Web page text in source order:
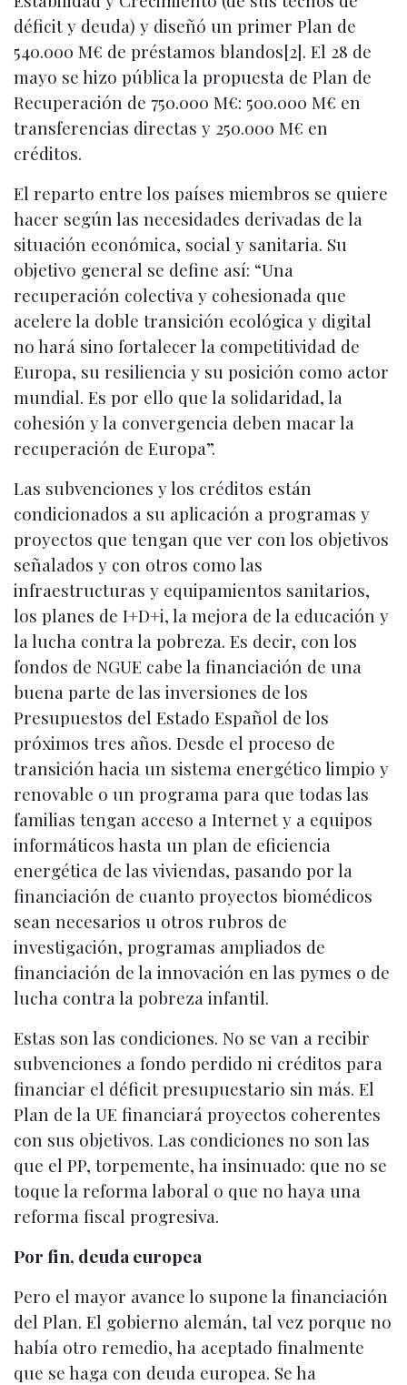
déficit y deuda) y diseñó un primer Plan de
540.000 M€ de préstamos blandos[2]. El 28 de
mayo se hizo pública la propuesta de Plan de
Recuperación de 750.000 M€: 500.000 M€ en
transferencias directas y 250.000 M€ en
créditos.
El reparto entre los países miembros se quiere
hacer según las necesidades derivadas de la
situación económica, social y sanitaria. Su
objetivo general se define así: “Una
recuperación colectiva y cohesionada que
acelere la doble transición ecológica y digital
no hará sino fortalecer la competitividad de
Europa, su resiliencia y su posición como actor
mundial. Es por ello que la solidaridad, la
cohesión y la convergencia deben macar la
recuperación de Europa”.
Las subvenciones y los créditos están
condicionados a su aplicación a programas y
proyectos que tengan que ver con los objetivos
señalados y con otros como las
infraestructuras y equipamientos sanitarios,
los planes de I+D+i, la mejora de la educación y
la lucha contra la pobreza. Es decir, con los
fondos de NGUE cabe la financiación de una
buena parte de las inversiones de los
Presupuestos del Estado Español de los
próximos tres años. Desde el proceso de
transición hacia un sistema energético limpio y
renovable o un programa para que todas las
familias tengan acceso a Internet y a equipos
informáticos hasta un plan de eficiencia
energética de las viviendas, pasando por la
financiación de cuanto proyectos biomédicos
sean necesarios u otros rubros de
investigación, programas ampliados de
financiación de la innovación en las pymes o de
lucha contra la pobreza infantil.
Estas son las condiciones. No se van a recibir
subvenciones a fondo perdido ni créditos para
financiar el déficit presupuestario sin más. El
Plan de la UE financiará proyectos coherentes
con sus objetivos. Las condiciones no son las
que el PP, torpemente, ha insinuado: que no se
toque la reforma laboral o que no haya una
reforma fiscal progresiva.
Por fin, deuda europea
Pero el mayor avance lo supone la financiación
del Plan. El gobierno alemán, tal vez porque no
había otro remedio, ha aceptado finalmente
que se haga con deuda europea. Se ha